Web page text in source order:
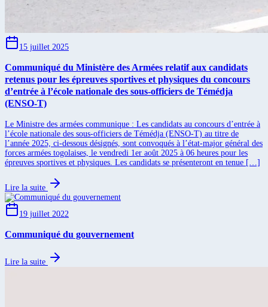
15 juillet 2025
Communiqué du Ministère des Armées relatif aux candidats
retenus pour les épreuves sportives et physiques du concours
d’entrée à l’école nationale des sous-officiers de Témédja
(ENSO-T)
Le Ministre des armées communique : Les candidats au concours d’entrée à
l’école nationale des sous-officiers de Témédja (ENSO-T) au titre de
l’année 2025, ci-dessous désignés, sont convoqués à l’état-major général des
forces armées togolaises, le vendredi 1er août 2025 à 06 heures pour les
épreuves sportives et physiques. Les candidats se présenteront en tenue […]
Lire la suite
19 juillet 2022
Communiqué du gouvernement
Lire la suite